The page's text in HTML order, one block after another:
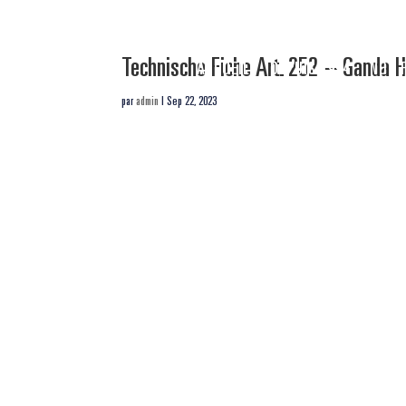
ACCUEIL DEPUIS 1954 NOS
Technische Fiche Art. 252 – Ganda
paradmin |Sep 22, 2023